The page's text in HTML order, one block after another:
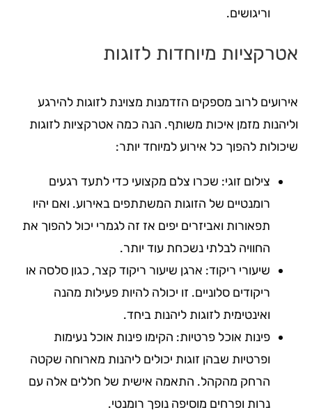
וריגושים.
אטרקציות מיוחדות לזוגות
אירועים לרוב מספקים הזדמנות מצוינת לזוגות להירגע
וליהנות מזמן איכות משותף. הנה כמה אטרקציות לזוגות
שיכולות להפוך כל אירוע למיוחד יותר:
צילום זוגי: שכרו צלם מקצועי כדי לתעד רגעים
רומנטיים של הזוגות המשתתפים באירוע. ואם יהיו
תפאורות ואביזרים יפים אז זה לגמרי יכול להפוך את
החוויה לבלתי נשכחת עוד יותר.
שיעורי ריקוד: ארגן שיעור ריקוד קצר, כגון סלסה או
ריקודים סלוניים. זו יכולה להיות פעילות מהנה
ואינטימית לזוגות ליהנות ביחד.
פינות אוכל פרטיות: הקימו פינות אוכל נעימות
ופרטיות שבהן זוגות יכולים ליהנות מארוחה שקטה
הרחק מהקהל. התאמה אישית של חללים אלה עם
נרות ופרחים מוסיפה נופך רומנטי.